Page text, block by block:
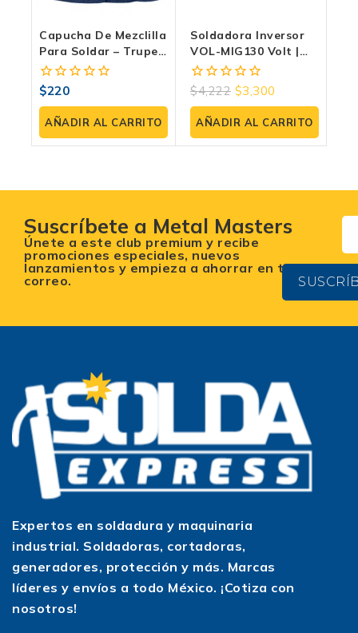
Capucha De Mezclilla
Para Soldar – Truper
(PROSO-4M)
0
fuera
de
5
$220
AÑADIR AL CARRITO
Soldadora Inversor
VOL-MIG130 Volt |
Multiprocesos 3 En 1
0
fuera
de
5
$4,222 $3,300
AÑADIR AL CARRITO
Suscríbete a Metal Masters
Únete a este club premium y recibe
promociones especiales, nuevos
lanzamientos y empieza a ahorrar en tu
correo.
Expertos en soldadura y maquinaria
industrial. Soldadoras, cortadoras,
generadores, protección y más. Marcas
líderes y envíos a todo México. ¡Cotiza con
nosotros!